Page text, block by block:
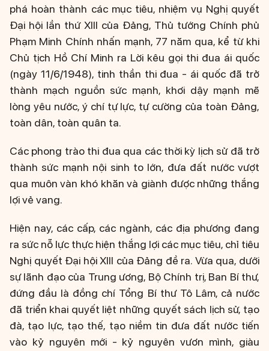
phá hoàn thành các mục tiêu, nhiệm vụ Nghị quyết
Đại hội lần thứ XIII của Đảng, Thủ tướng Chính phủ
Phạm Minh Chính nhấn mạnh, 77 năm qua, kể từ khi
Chủ tịch Hồ Chí Minh ra Lời kêu gọi thi đua ái quốc
(ngày 11/6/1948), tinh thần thi đua - ái quốc đã trở
thành mạch nguồn sức mạnh, khơi dậy mạnh mẽ
lòng yêu nước, ý chí tự lực, tự cường của toàn Đảng,
toàn dân, toàn quân ta.
Các phong trào thi đua qua các thời kỳ lịch sử đã trở
thành sức mạnh nội sinh to lớn, đưa đất nước vượt
qua muôn vàn khó khăn và giành được những thắng
lợi vẻ vang.
Hiện nay, các cấp, các ngành, các địa phương đang
ra sức nỗ lực thực hiện thắng lợi các mục tiêu, chỉ tiêu
Nghị quyết Đại hội XIII của Đảng đề ra. Vừa qua, dưới
sự lãnh đạo của Trung ương, Bộ Chính trị, Ban Bí thư,
đứng đầu là đồng chí Tổng Bí thư Tô Lâm, cả nước
đã triển khai quyết liệt những quyết sách lịch sử, tạo
đà, tạo lực, tạo thế, tạo niềm tin đưa đất nước tiến
vào kỷ nguyên mới - kỷ nguyên vươn mình, giàu